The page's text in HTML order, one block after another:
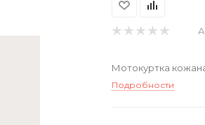
Мотокуртка
Подробности